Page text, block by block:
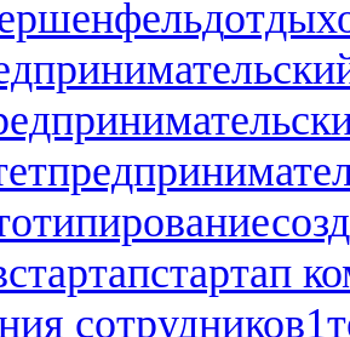
отдых
стартапстартап
сотрудников1